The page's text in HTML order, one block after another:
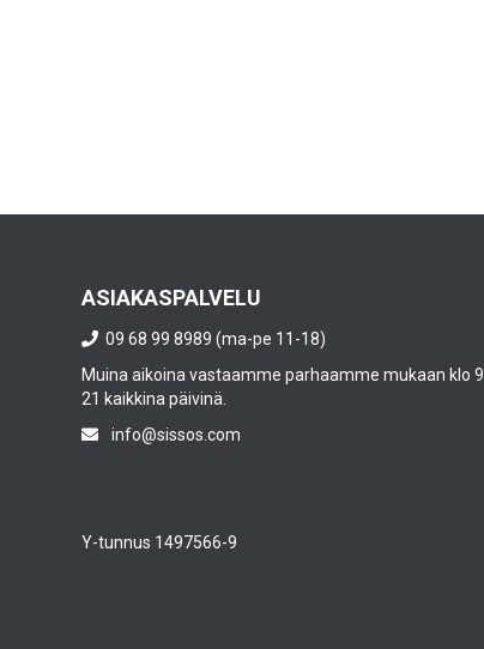
ASIAKASPALVELU
09 68 99 8989 (ma-pe 11-18)
Muina aikoina vastaamme parhaamme mukaan klo
21 kaikkina päivinä.
info@sissos.com
Y-tunnus 1497566-9